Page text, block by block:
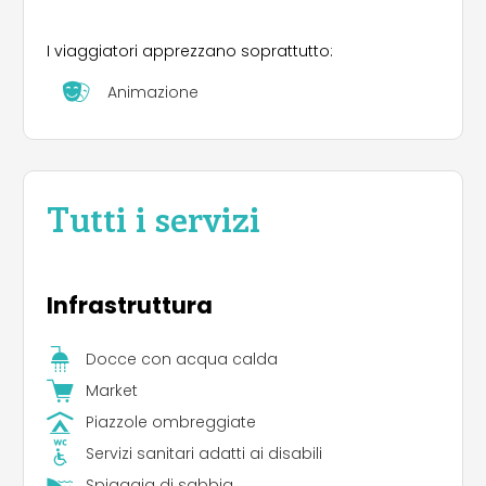
I viaggiatori apprezzano soprattutto:
Animazione
Tutti i servizi
Infrastruttura
Docce con acqua calda
Market
Piazzole ombreggiate
Servizi sanitari adatti ai disabili